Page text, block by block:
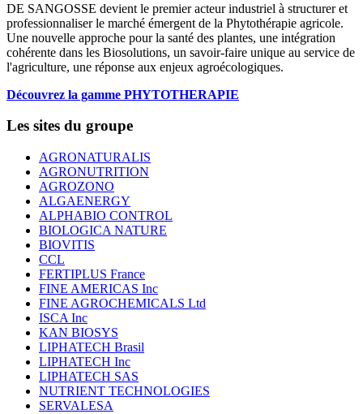
DE SANGOSSE devient le premier acteur industriel à structurer et
professionnaliser le marché émergent de la Phytothérapie agricole.
Une nouvelle approche pour la santé des plantes, une intégration
cohérente dans les Biosolutions, un savoir-faire unique au service de
l'agriculture, une réponse aux enjeux agroécologiques.
Découvrez la gamme PHYTOTHERAPIE
Les sites du groupe
AGRONATURALIS
AGRONUTRITION
AGROZONO
ALGAENERGY
ALPHABIO CONTROL
BIOLOGICA NATURE
BIOVITIS
CCL
FERTIPLUS France
FINE AMERICAS Inc
FINE AGROCHEMICALS Ltd
ISCA Inc
KAN BIOSYS
LIPHATECH Brasil
LIPHATECH Inc
LIPHATECH SAS
NUTRIENT TECHNOLOGIES
SERVALESA